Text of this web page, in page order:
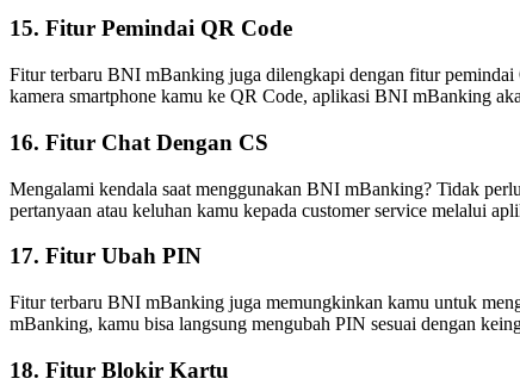
15. Fitur Pemindai QR Code
Fitur terbaru BNI mBanking juga dilengkapi dengan fitur pemindai
kamera smartphone kamu ke QR Code, aplikasi BNI mBanking
16. Fitur Chat Dengan CS
Mengalami kendala saat menggunakan BNI mBanking? Tidak
pertanyaan atau keluhan kamu kepada customer service melalui
17. Fitur Ubah PIN
Fitur terbaru BNI mBanking juga memungkinkan kamu untuk
mBanking, kamu bisa langsung mengubah PIN sesuai dengan
18. Fitur Blokir Kartu